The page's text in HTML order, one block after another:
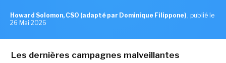
Howard Solomon, CSO (adapté par Dominique Filippone) , publié le
26 Mai 2026
Les dernières campagnes malveillantes